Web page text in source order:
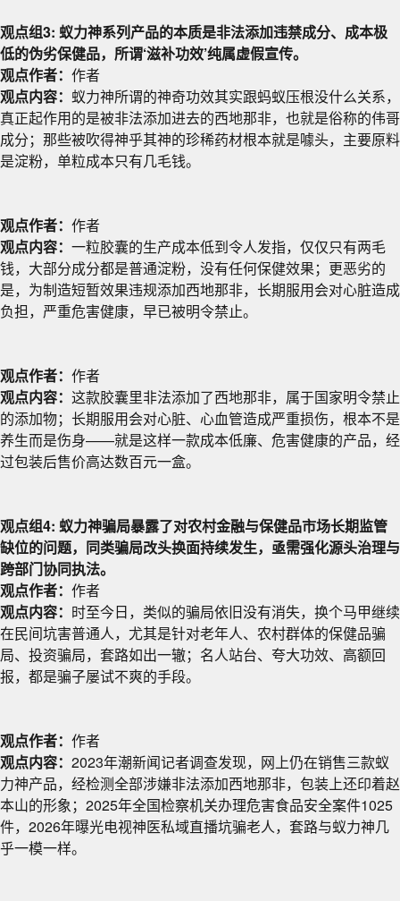
观点组3: 蚁力神系列产品的本质是非法添加违禁成分、成本极
低的伪劣保健品，所谓‘滋补功效’纯属虚假宣传。
观点作者： 作者
观点内容： 蚁力神所谓的神奇功效其实跟蚂蚁压根没什么关系，
真正起作用的是被非法添加进去的西地那非，也就是俗称的伟哥
成分；那些被吹得神乎其神的珍稀药材根本就是噱头，主要原料
是淀粉，单粒成本只有几毛钱。
观点作者： 作者
观点内容： 一粒胶囊的生产成本低到令人发指，仅仅只有两毛
钱，大部分成分都是普通淀粉，没有任何保健效果；更恶劣的
是，为制造短暂效果违规添加西地那非，长期服用会对心脏造成
负担，严重危害健康，早已被明令禁止。
观点作者： 作者
观点内容： 这款胶囊里非法添加了西地那非，属于国家明令禁止
的添加物；长期服用会对心脏、心血管造成严重损伤，根本不是
养生而是伤身——就是这样一款成本低廉、危害健康的产品，经
过包装后售价高达数百元一盒。
观点组4: 蚁力神骗局暴露了对农村金融与保健品市场长期监管
缺位的问题，同类骗局改头换面持续发生，亟需强化源头治理与
跨部门协同执法。
观点作者： 作者
观点内容： 时至今日，类似的骗局依旧没有消失，换个马甲继续
在民间坑害普通人，尤其是针对老年人、农村群体的保健品骗
局、投资骗局，套路如出一辙；名人站台、夸大功效、高额回
报，都是骗子屡试不爽的手段。
观点作者： 作者
观点内容： 2023年潮新闻记者调查发现，网上仍在销售三款蚁
力神产品，经检测全部涉嫌非法添加西地那非，包装上还印着赵
本山的形象；2025年全国检察机关办理危害食品安全案件1025
件，2026年曝光电视神医私域直播坑骗老人，套路与蚁力神几
乎一模一样。